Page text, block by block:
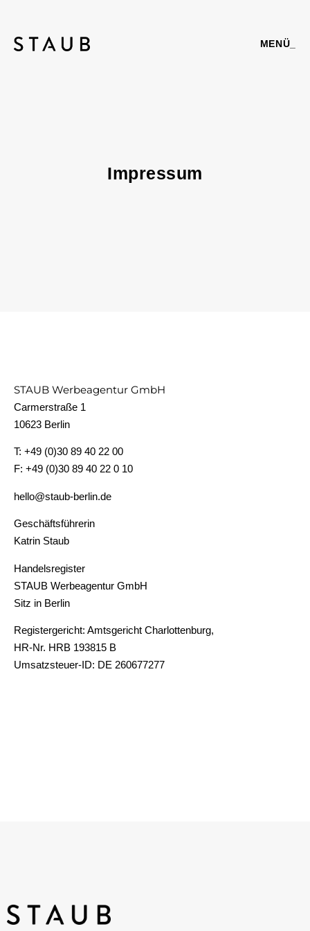
MENÜ_
Impressum
STAUB Werbeagentur GmbH
Carmerstraße 1
10623 Berlin
T: +49 (0)30 89 40 22 00
F: +49 (0)30 89 40 22 0 10
hello@staub-berlin.de
Geschäftsführerin
Katrin Staub
Handelsregister
STAUB Werbeagentur GmbH
Sitz in Berlin
Registergericht: Amtsgericht Charlottenburg,
HR-Nr. HRB 193815 B
Umsatzsteuer-ID: DE 260677277